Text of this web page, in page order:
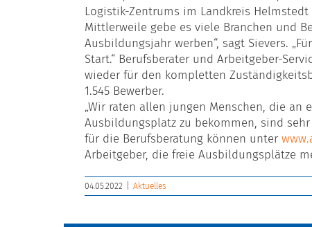
Logistik-Zentrums im Landkreis
Mittlerweile gebe es viele Branchen und
Ausbildungsjahr werben“, sagt Sievers.
Start.“ Berufsberater und Arbeitgeber-
wieder für den kompletten
1.545 Bewerber.
„Wir raten allen jungen Menschen, die
Ausbildungsplatz zu bekommen, sind
für die Berufsberatung können unter
Arbeitgeber, die freie Ausbildungsplätze
04.05.2022 Aktuelles